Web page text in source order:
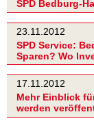
SPD Bedburg-
23.11.2012
SPD Service:
Sparen? Wo
17.11.2012
Mehr Einblick
werden